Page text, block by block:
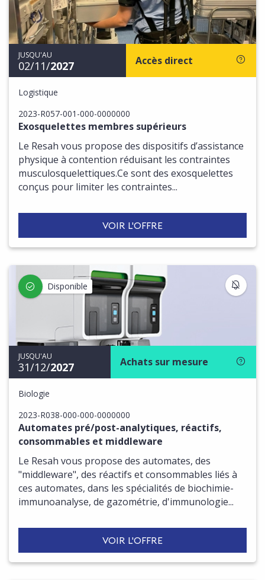
JUSQU'AU
02/11/2027 Accès direct
Logistique
2023-R057-001-000-0000000
Exosquelettes membres supérieurs
Le Resah vous propose des dispositifs d’assistance
physique à contention réduisant les contraintes
musculosquelettiques.Ce sont des exosquelettes
conçus pour limiter les contraintes...
VOIR L'OFFRE
Disponible
JUSQU'AU
31/12/2027 Achats sur mesure
Biologie
2023-R038-000-000-0000000
Automates pré/post-analytiques, réactifs,
consommables et middleware
Le Resah vous propose des automates, des
"middleware", des réactifs et consommables liés à
ces automates, dans les spécialités de biochimie-
immunoanalyse, de gazométrie, d'immunologie...
VOIR L'OFFRE